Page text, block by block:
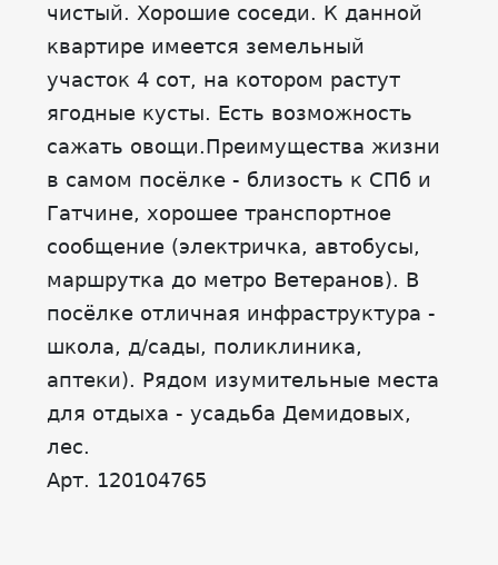
чистый. Хорошие соседи. К данной
квартире имеется земельный
участок 4 сот, на котором растут
ягодные кусты. Есть возможность
сажать овощи.Преимущества жизни
в самом посёлке - близость к СПб и
Гатчине, хорошее транспортное
сообщение (электричка, автобусы,
маршрутка до метро Ветеранов). В
посёлке отличная инфраструктура -
школа, д/сады, поликлиника,
аптеки). Рядом изумительные места
для отдыха - усадьба Демидовых,
лес.
Арт. 120104765